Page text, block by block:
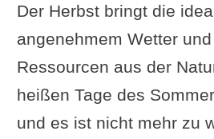
Kritische
Video:
basteln
Bunte Windspiele
Materialien
Der Herbst bringt die
angenehmem Wetter
Ressourcen aus der
heißen Tage des
und es ist nicht mehr zu